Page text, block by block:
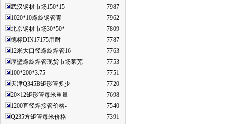
武汉钢材市场150*15
7987
1020*10螺旋钢管青
7962
北京钢材市场30*50*
7809
德标DIN17175用耐
7787
12米大口径螺旋焊管16
7763
厚壁螺旋焊管现货市场莱芜
7753
100*200*3.75
7751
天津Q345B矩形管多少
7720
20×12矩形管每米重量
7698
1200直径焊接管价格-
7540
Q235方矩管每米价格
7391